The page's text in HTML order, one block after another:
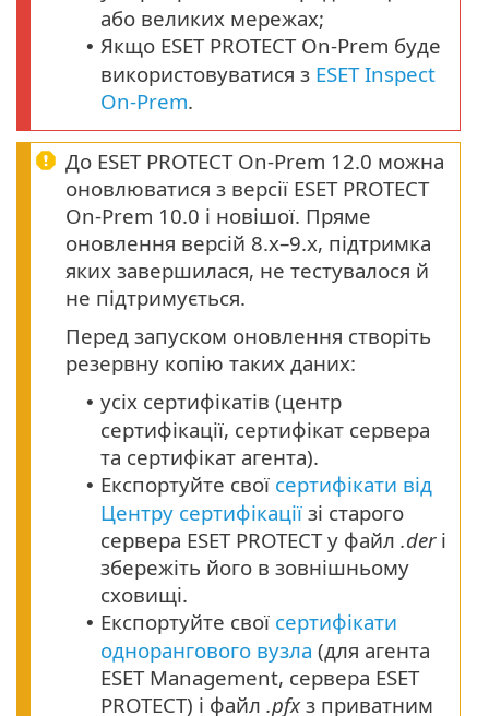
або великих мережах;
• Якщо ESET PROTECT On-Prem буде
використовуватися з ESET Inspect
On-Prem.
До ESET PROTECT On-Prem 12.0 можна
оновлюватися з версії ESET PROTECT
On-Prem 10.0 і новішої. Пряме
оновлення версій 8.x–9.x, підтримка
яких завершилася, не тестувалося й
не підтримується.
Перед запуском оновлення створіть
резервну копію таких даних:
• усіх сертифікатів (центр
сертифікації, сертифікат сервера
та сертифікат агента).
• Експортуйте свої сертифікати від
Центру сертифікації зі старого
сервера ESET PROTECT у файл .derі
збережіть його в зовнішньому
сховищі.
• Експортуйте свої сертифікати
однорангового вузла (для агента
ESET Management, сервера ESET
PROTECT) і файл .pfxз приватним